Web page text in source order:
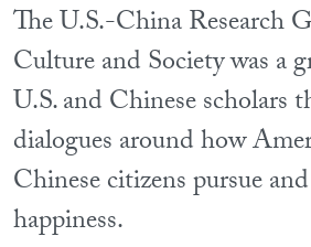
The U.S.-China Research
Culture and Society was a
U.S. and Chinese scholars
dialogues around how
Chinese citizens pursue
happiness.